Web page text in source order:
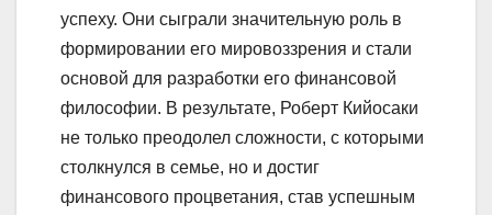
успеху. Они сыграли значительную роль в
формировании его мировоззрения и стали
основой для разработки его финансовой
философии. В результате, Роберт Кийосаки
не только преодолел сложности, с которыми
столкнулся в семье, но и достиг
финансового процветания, став успешным